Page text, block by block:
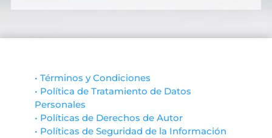
• Términos y Condiciones
• Política de Tratamiento de Datos
Personales
• Políticas de Derechos de Autor
• Políticas de Seguridad de la Información